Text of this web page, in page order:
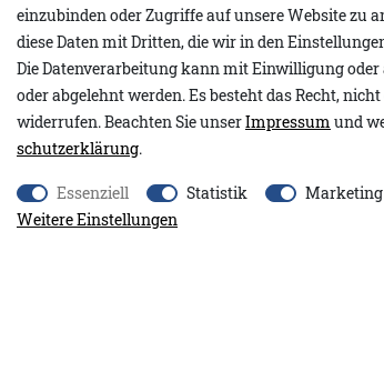
Produktdetails
Unsere Nadia überzeugt mit ihrem kuscheligen
hochwertige Materialmix mit unter anderem
weiches und wärmendes Tragegefühl. Der
kleinen Schlitzen am Saum und dekorativ
Struktur.
einzubinden oder Zugriffe auf unsere Website zu
diese Daten mit Dritten, die wir in den
Die Datenverarbeitung kann mit Einwilligung
oder abgelehnt werden. Es besteht das Recht,
widerrufen. Beachten Sie unserImpressum und
schutz­erklärung.
Essenziell Statistik Marketing
Weitere Einstellungen